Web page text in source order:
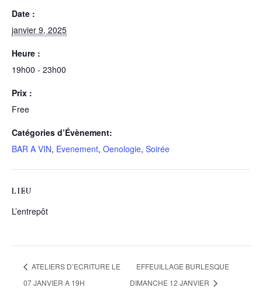
Date :
janvier 9, 2025
Heure :
19h00 - 23h00
Prix :
Free
Catégories d’Évènement:
BAR A VIN, Evenement, Oenologie, Soirée
LIEU
L’entrepôt
ATELIERS D’ECRITURE LE
07 JANVIER A 19H
EFFEUILLAGE BURLESQUE
DIMANCHE 12 JANVIER